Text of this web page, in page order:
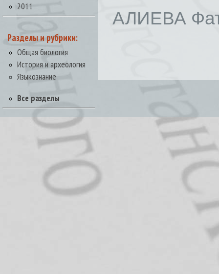
2011
Разделы и рубрики:
Общая биология
История и археология
Языкознание
Все разделы
АЛИЕВА